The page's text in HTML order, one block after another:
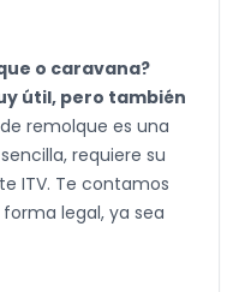
o caravana?
útil, pero también
remolque es una
requiere su
ITV. Te contamos
legal, ya sea